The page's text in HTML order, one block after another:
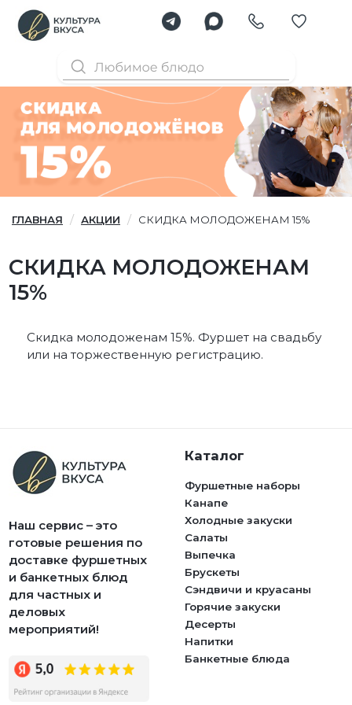
ГЛАВНАЯ АКЦИИ СКИДКА МОЛОДОЖЕНАМ 15%
СКИДКА МОЛОДОЖЕНАМ
15%
Скидка молодоженам 15%. Фуршет на свадьбу
или на торжественную регистрацию.
Наш сервис – это
готовые решения по
доставке фуршетных
и банкетных блюд
для частных и
деловых
мероприятий!
Каталог
Фуршетные наборы
Канапе
Холодные закуски
Салаты
Выпечка
Брускеты
Сэндвичи и круасаны
Горячие закуски
Десерты
Напитки
Банкетные блюда